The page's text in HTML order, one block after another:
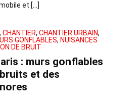
et […]
, CHANTIER, CHANTIER URBAIN,
GONFLABLES, NUISANCES
DE BRUIT
: murs gonflables
et des